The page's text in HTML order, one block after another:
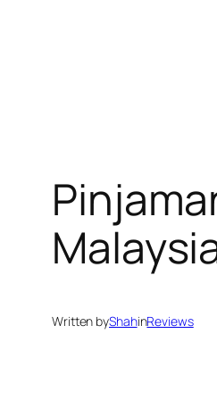
Written byShahinReviews